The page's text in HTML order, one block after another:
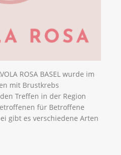
ROSA BASEL wurde im
mit Brustkrebs
Treffen in der Region
für Betroffene
gibt es verschiedene Arten